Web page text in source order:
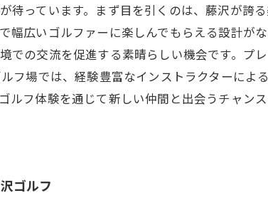
待っています。まず目を引くのは、藤沢が誇
幅広いゴルファーに楽しんでもらえる設計が
での交流を促進する素晴らしい機会です。プ
フ場では、経験豊富なインストラクターに
ルフ体験を通じて新しい仲間と出会うチャン
ゴルフ